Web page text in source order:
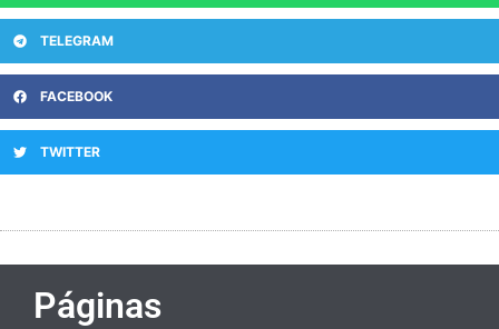
TELEGRAM
FACEBOOK
TWITTER
Páginas